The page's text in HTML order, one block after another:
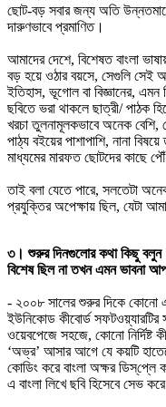
ছোট-বড় সবার জন্য অতি
দারুণভাবে প্রমাণিত।
আমাদের দেশে, বিশেষত বাংলা
বড় হয়ে ওঠার বয়সে, সেগুলি সেই
ইতিহাস, ভূগোল বা বিজ্ঞানের, এমন
ছবিতে ভরা থাকলে ছাত্রী/ পাঠক
খরচা তুলনামূলকভাবে অনেক বেশি,
পাঠ্য বইয়ের পাশাপাশি, নানা
মাধ্যমের মারফত ছোটদের কাছে
তাই বলা যেতে পারে, সলতেটা
প্রযুক্তির অপেক্ষায় ছিল, যেটা
৩। শুরুর দিনগুলোর কথা কিছু বলুন।
বিশেষ ছিল না তখন এমন ভাবনা
- ২০০৮ সালের শুরুর দিকে কোনো
ইউনিকোড কীবোর্ড
ওয়েবপেজে সহজে, কোনো নির্দিষ্ট
‘অভ্র’ আসার আগে যে কয়টি
কোডিং করে বাংলা অক্ষর ডিস্‌প্লে
এ বাংলা লিখে ছবি হিসেবে সেভ